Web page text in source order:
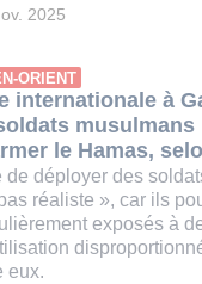
2025
ORIENT
internationale à
musulmans
le Hamas,
occidentaux
de déployer des
réaliste », car ils
exposés à
eux.